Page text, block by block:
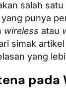
salah
yang punya
wireless atau
simak
yang
pada